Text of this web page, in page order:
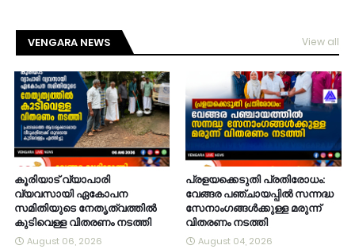
VENGARA NEWS View all
കൂരിയാട് വ്യാപാരി
വ്യവസായി ഏകോപന
സമിതിയുടെ നേതൃത്വത്തിൽ
കുടിവെള്ള വിതരണം നടത്തി
August 06, 2026
പ്രളയക്കെടുതി പ്രതിരോധം:
വേങ്ങര പഞ്ചായപ്പിൽ സന്നദ്ധ
സേനാംഗങ്ങൾക്കുള്ള മരുന്ന്
വിതരണം നടത്തി
August 04, 2026